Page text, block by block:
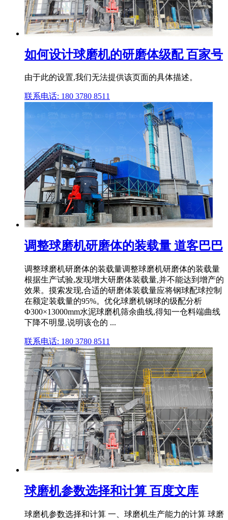
如何设计球磨机的研磨体级配 百家号
由于此的设置,我们无法提供该页面的具体描述。
联系电话: 180 3780 8511
调整球磨机研磨体的装载量 道客巴巴
调整球磨机研磨体的装载量调整球磨机研磨体的装载量
根据生产试验,发现增大研磨体装载量,并不能达到增产的
效果。摸索发现,合适的研磨体装载量应将钢球配球控制
在额定装载量的95%。优化球磨机钢球的级配分析
Φ300×13000mm水泥球磨机筛余曲线,得知一仓料端曲线
下降不明显,说明该仓的 ...
联系电话: 180 3780 8511
球磨机参数选择和计算 百度文库
球磨机参数选择和计算 一、球磨机生产能力的计算 球磨